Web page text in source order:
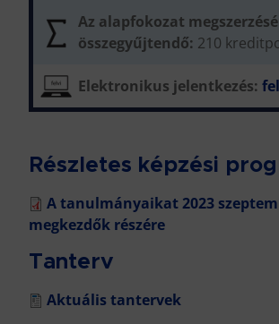
Az alapfokozat
összegyűjtendő: 210
Elektronikus jelentkezés:
Részletes képzési
A tanulmányaikat 2023
megkezdők részére
Tanterv
Aktuális tantervek